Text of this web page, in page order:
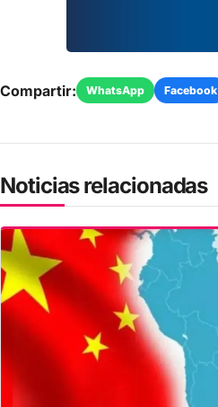
Compartir: WhatsApp Facebook
Noticias relacionadas